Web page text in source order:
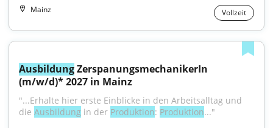
Mainz Vollzeit
Ausbildung ZerspanungsmechanikerIn
(m/w/d)* 2027 in Mainz
"...Erhalte hier erste Einblicke in den Arbeitsalltag und
die Ausbildung in der Produktion: Produktion..."